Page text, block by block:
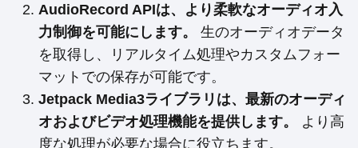
AudioRecord APIは、より柔軟なオーディオ入
力制御を可能にします。
生のオーディオデータ
を取得し、リアルタイム処理やカスタムフォー
マットでの保存が可能です。
Jetpack Media3ライブラリは、最新のオーディ
オおよびビデオ処理機能を提供します。
より高
度な処理が必要な場合に役立ちます。